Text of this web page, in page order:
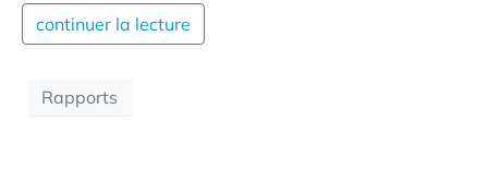
continuer la lecture
Rapports